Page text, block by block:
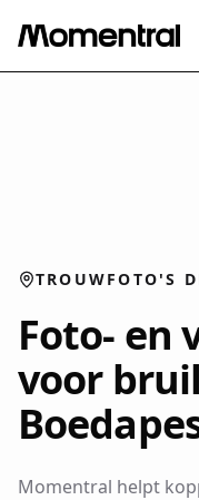
TROUWFOTO'S
Foto- en
voor
Momentral helpt